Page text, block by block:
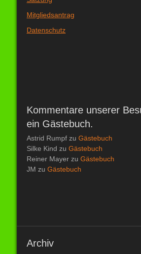
Mitgliedsantrag
Datenschutz
Kommentare unserer
ein Gästebuch.
Astrid Rumpf zu Gästebuch
Silke Kind zu Gästebuch
Reiner Mayer zu Gästebuch
JM zu Gästebuch
Archiv